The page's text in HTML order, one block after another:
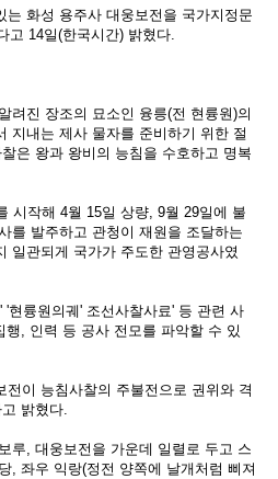
는 화성 용주사 대웅보전을 국가지정문
고 14일(한국시간) 밝혔다.
려진 장조의 묘소인 융릉(전 현륭원)의
지내는 제사 물자를 준비하기 위한 절
은 왕과 왕비의 능침을 수호하고 명복
시작해 4월 15일 상량, 9월 29일에 불
를 발주하고 관청이 재원을 조달하는
일관되게 국가가 주도한 관영공사였
'현륭원의궤' 조선사찰사료' 등 관련 사
, 인력 등 공사 전모를 파악할 수 있
전이 능침사찰의 주불전으로 권위와 격
밝혔다.
루, 대웅보전을 가운데 일렬로 두고 스
, 좌우 익랑(정전 양쪽에 날개처럼 삐져